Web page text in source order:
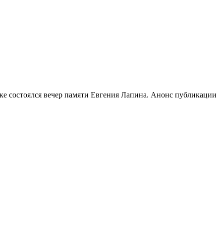
состоялся вечер памяти Евгения Лапина. Анонс публикации